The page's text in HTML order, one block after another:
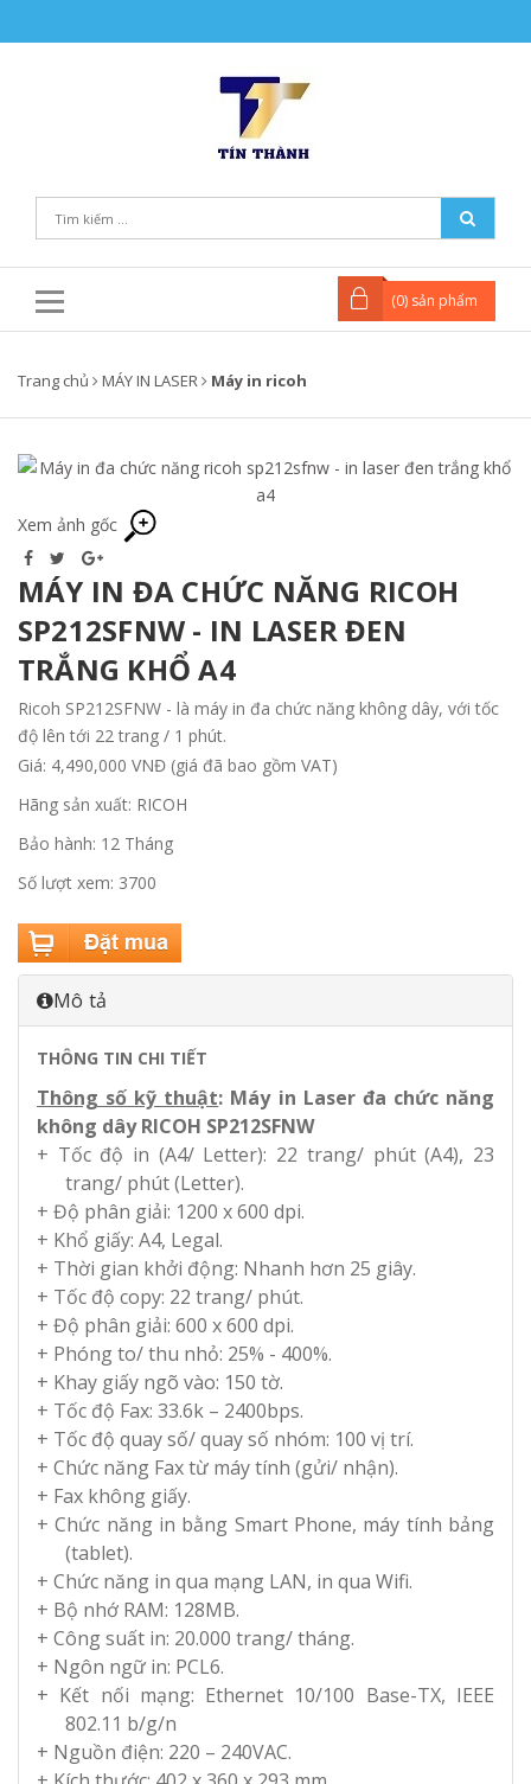
(0) sản phẩm
Trang chủ MÁY IN LASER Máy in ricoh
Xem ảnh gốc
MÁY IN ĐA CHỨC NĂNG RICOH
SP212SFNW - IN LASER ĐEN
TRẮNG KHỔ A4
Ricoh SP212SFNW - là máy in đa chức năng không dây, với tốc
độ lên tới 22 trang / 1 phút.
Giá: 4,490,000 VNĐ (giá đã bao gồm VAT)
Hãng sản xuất: RICOH
Bảo hành: 12 Tháng
Số lượt xem: 3700
Mô tả
THÔNG TIN CHI TIẾT
Thông số kỹ thuật: Máy in Laser đa chức năng
không dây RICOH SP212SFNW
+ Tốc độ in (A4/ Letter): 22 trang/ phút (A4), 23
trang/ phút (Letter).
+ Độ phân giải: 1200 x 600 dpi.
+ Khổ giấy: A4, Legal.
+ Thời gian khởi động: Nhanh hơn 25 giây.
+ Tốc độ copy: 22 trang/ phút.
+ Độ phân giải: 600 x 600 dpi.
+ Phóng to/ thu nhỏ: 25% - 400%.
+ Khay giấy ngõ vào: 150 tờ.
+ Tốc độ Fax: 33.6k – 2400bps.
+ Tốc độ quay số/ quay số nhóm: 100 vị trí.
+ Chức năng Fax từ máy tính (gửi/ nhận).
+ Fax không giấy.
+ Chức năng in bằng Smart Phone, máy tính bảng
(tablet).
+ Chức năng in qua mạng LAN, in qua Wifi.
+ Bộ nhớ RAM: 128MB.
+ Công suất in: 20.000 trang/ tháng.
+ Ngôn ngữ in: PCL6.
+ Kết nối mạng: Ethernet 10/100 Base-TX, IEEE
802.11 b/g/n
+ Nguồn điện: 220 – 240VAC.